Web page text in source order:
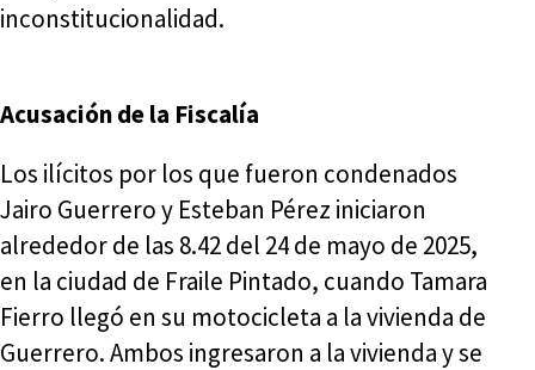
inconstitucionalidad.
Acusación de la Fiscalía
Los ilícitos por los que fueron condenados
Jairo Guerrero y Esteban Pérez iniciaron
alrededor de las 8.42 del 24 de mayo de 2025,
en la ciudad de Fraile Pintado, cuando Tamara
Fierro llegó en su motocicleta a la vivienda de
Guerrero. Ambos ingresaron a la vivienda y se